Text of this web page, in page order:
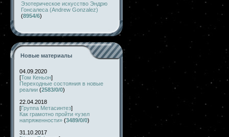
Эзотерическое искусство Эндрю
Гонсалеса (Andrew Gonzalez)
(8954/6)
Новые материалы
04.09.2020
[Том Кеньон]
Переходные состояния в новые
реалии (2583/0/0)
22.04.2018
[Группа Метасинтез]
Как грамотно пройти «узел
напряженности» (3489/0/0)
31.10.2017